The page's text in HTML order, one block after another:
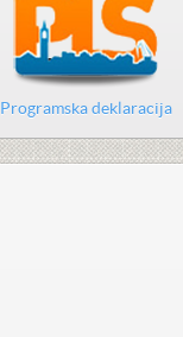
Programska deklaracija